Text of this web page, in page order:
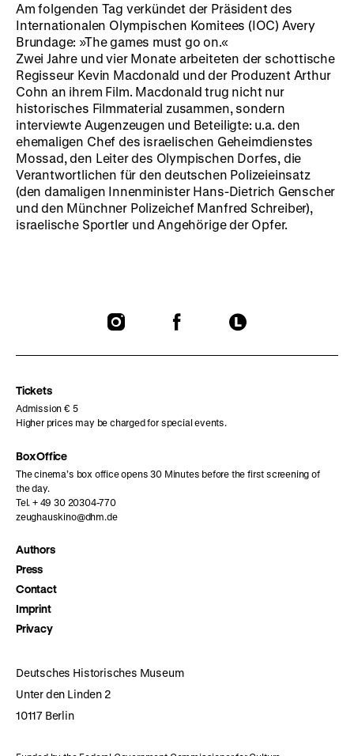
Am folgenden Tag verkündet der Präsident des
Internationalen Olympischen Komitees (IOC) Avery
Brundage: »The games must go on.«
Zwei Jahre und vier Monate arbeiteten der schottische
Regisseur Kevin Macdonald und der Produzent Arthur
Cohn an ihrem Film. Macdonald trug nicht nur
historisches Filmmaterial zusammen, sondern
interviewte Augenzeugen und Beteiligte: u.a. den
ehemaligen Chef des israelischen Geheimdienstes
Mossad, den Leiter des Olympischen Dorfes, die
Verantwortlichen für den deutschen Polizeieinsatz
(den damaligen Innenminister Hans-Dietrich Genscher
und den Münchner Polizeichef Manfred Schreiber),
israelische Sportler und Angehörige der Opfer.
To
To
To
Tickets
Admission € 5
Higher prices may be charged for special events.
Box Office
The cinema’s box office opens 30 Minutes before the first screening of
the day.
Tel. + 49 30 20304-770
zeughauskino@dhm.de
Authors
Press
Contact
Imprint
Privacy
Deutsches Historisches Museum
Unter den Linden 2
10117 Berlin